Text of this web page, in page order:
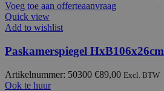
Voeg toe aan offerteaanvraag
Quick view
Add to wishlist
Paskamerspiegel HxB106x26cm
Artikelnummer: 50300 €89,00 Excl. BTW
Ook te huur